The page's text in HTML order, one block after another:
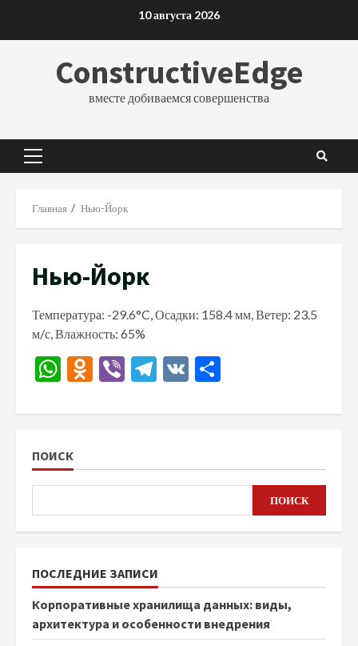
10 августа 2026
ConstructiveEdge
вместе добиваемся совершенства
Основное
Главная Нью-Йорк
Нью-Йорк
Температура: -29.6°C, Осадки: 158.4 мм, Ветер: 23.5
м/с, Влажность: 65%
WhatsApp
Odnoklassniki
ViberTelegram
VK
ПОИСК
ПОИСК
ПОСЛЕДНИЕ ЗАПИСИ
Корпоративные хранилища данных: виды,
архитектура и особенности внедрения